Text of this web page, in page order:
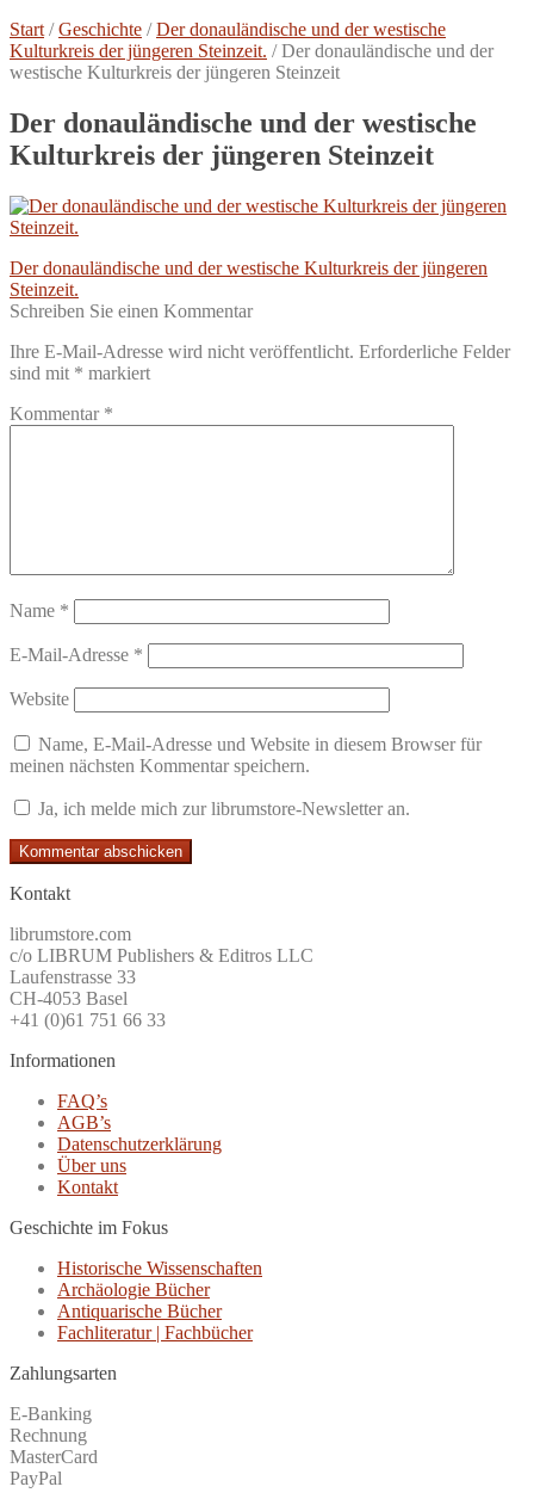
Start /Geschichte /Der donauländische und der westische
Kulturkreis der jüngeren Steinzeit. /Der donauländische und der
westische Kulturkreis der jüngeren Steinzeit
Der donauländische und der westische
Kulturkreis der jüngeren Steinzeit
Beitragsnavigation
Vorheriger
Beitrag:
Der donauländische und der westische Kulturkreis der jüngeren
Steinzeit.
Schreiben Sie einen Kommentar
Ihre E-Mail-Adresse wird nicht veröffentlicht. Erforderliche Felder
sind mit * markiert
Kommentar *
Name *
E-Mail-Adresse *
Website
Name, E-Mail-Adresse und Website in diesem Browser für
meinen nächsten Kommentar speichern.
Ja, ich melde mich zur librumstore-Newsletter an.
Kontakt
librumstore.com
c/o LIBRUM Publishers & Editros LLC
Laufenstrasse 33
CH-4053 Basel
+41 (0)61 751 66 33
Informationen
FAQ’s
AGB’s
Datenschutzerklärung
Über uns
Kontakt
Geschichte im Fokus
Historische Wissenschaften
Archäologie Bücher
Antiquarische Bücher
Fachliteratur | Fachbücher
Zahlungsarten
E-Banking
Rechnung
MasterCard
PayPal